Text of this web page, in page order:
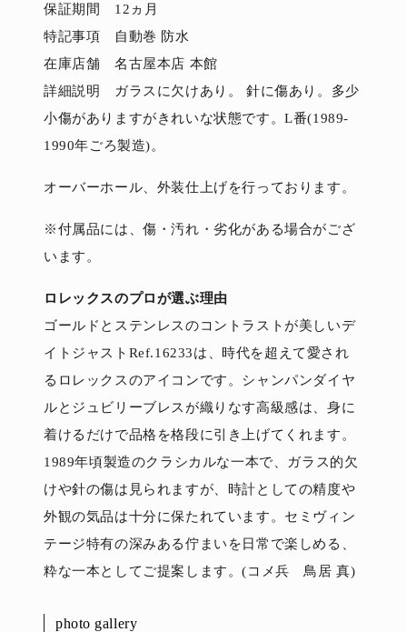
保証期間 12ヵ月
特記事項 自動巻 防水
在庫店舗 名古屋本店 本館
詳細説明 ガラスに欠けあり。 針に傷あり。多少
小傷がありますがきれいな状態です。L番(1989-
1990年ごろ製造)。
オーバーホール、外装仕上げを行っております。
※付属品には、傷・汚れ・劣化がある場合がござ
います。
ロレックスのプロが選ぶ理由
ゴールドとステンレスのコントラストが美しいデ
イトジャストRef.16233は、時代を超えて愛され
るロレックスのアイコンです。シャンパンダイヤ
ルとジュビリーブレスが織りなす高級感は、身に
着けるだけで品格を格段に引き上げてくれます。
1989年頃製造のクラシカルな一本で、ガラス的欠
けや針の傷は見られますが、時計としての精度や
外観の気品は十分に保たれています。セミヴィン
テージ特有の深みある佇まいを日常で楽しめる、
粋な一本としてご提案します。(コメ兵 鳥居 真)
photo gallery